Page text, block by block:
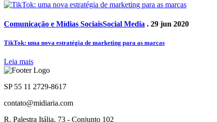
Comunicação e Mídias SociaisSocial Media . 29 jun 2020
TikTok: uma nova estratégia de marketing para as marcas
Leia mais
SP 55 11 2729-8617
contato@midiaria.com
R. Palestra Itália, 73 - Conjunto 102